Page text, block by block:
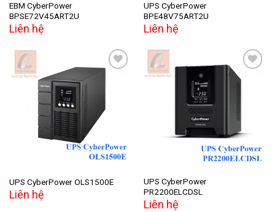
EBM CyberPower
BPSE72V45ART2U
Liên hệ
UPS CyberPower
BPE48V75ART2U
Liên hệ
wishlist
UPS CyberPower OLS1500E
Liên hệ
Add to
wishlist
UPS CyberPower
PR2200ELCDSL
Liên hệ